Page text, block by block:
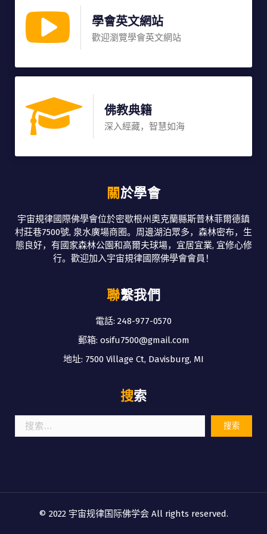
學會英文網站
歡迎瀏覽學會英文網站
佛教典籍
深入經藏，智慧如海
關於學會
宇宙規律國際佛學會位於密歇根州奧克蘭縣斯普林菲爾德鎮
村莊巷7500號, 泉水廣場商圈。周邊湖泊眾多，森林密布，生
態良好，有國家森林公園和高爾夫球場，宜居宜業, 宜修心修
行。歡迎加入宇宙規律國際佛學會會員！
聯繫我們
電話: 248-977-0570
郵箱: osifu7500@gmail.com
地址: 7500 Village Ct, Davisburg, MI
搜索
索：
© 2022 宇宙规律国际佛学会 All rights reserved.